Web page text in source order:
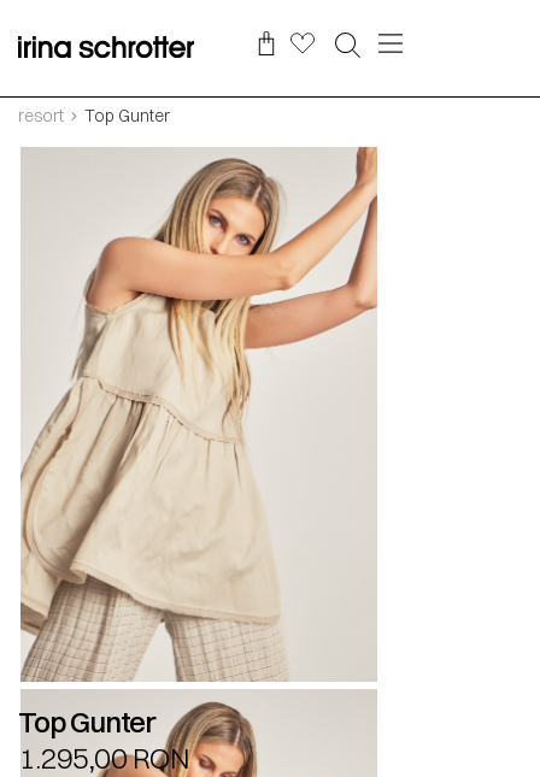
resort Top Gunter
Top Gunter
1.295,00RON